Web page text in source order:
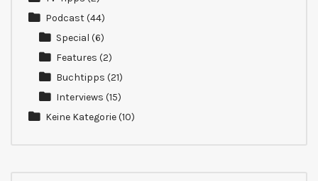
Podcast(44)
Special (6)
Features (2)
Buchtipps (21)
Interviews (15)
Keine Kategorie(10)